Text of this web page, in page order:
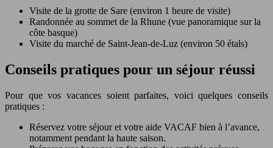
Visite de la grotte de Sare (environ 1 heure de visite)
Randonnée au sommet de la Rhune (vue panoramique sur la
côte basque)
Visite du marché de Saint-Jean-de-Luz (environ 50 étals)
Conseils pratiques pour un séjour réussi
Pour que vos vacances soient parfaites, voici quelques conseils
pratiques :
Réservez votre séjour et votre aide VACAF bien à l’avance,
notamment pendant la haute saison.